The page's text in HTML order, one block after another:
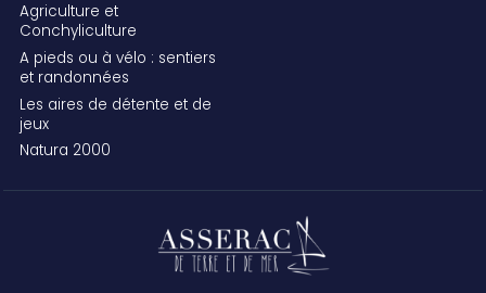
Agriculture et
Conchyliculture
A pieds ou à vélo : sentiers
et randonnées
Les aires de détente et de
jeux
Natura 2000